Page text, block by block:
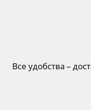
Все удобства –